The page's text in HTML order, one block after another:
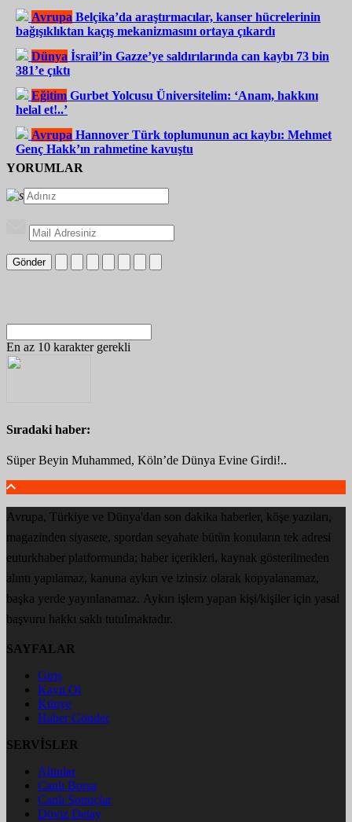
Avrupa Belçika’da araştırmacılar, kanser hücrelerinin
bağışıklıktan kaçış mekanizmasını ortaya çıkardı
Dünya İsrail’in Gazze’ye saldırılarında can kaybı 73 bin
381’e çıktı
Eğitim Gurbet Yolcusu Üniversitelim: ‘Anam, hakkını
helal et!..’
Avrupa Hannover Türk toplumunun acı kaybı: Mehmet
Genç Hakk’ın rahmetine kavuştu
YORUMLAR
Gönder
En az 10 karakter gerekli
Sıradaki haber:
Süper Beyin Muhammed, Köln’de Dünya Evine Girdi!..
Avrupa, Türkiye ve Dünya'dan son dakika haberler, köşe yazıları,
magazinden siyasete, spordan seyahate bütün konuların tek adresi
euturkhaber platformunda; haber içerikleri, kaynak gösterilmeden
alıntı yapılamaz, kanuna aykırı ve izinsiz olarak kopyalanamaz,
başka yerde yayınlanamaz. Aykırı işlem yapan kişi/kişiler için yasal
başvuru hakkı saklı tutulmaktadır.
SAYFALAR
Giriş
Kayıt Ol
Künye
Haber Gönder
SERVİSLER
Altınlar
Canlı Borsa
Canlı Sonuçlar
Döviz Detay